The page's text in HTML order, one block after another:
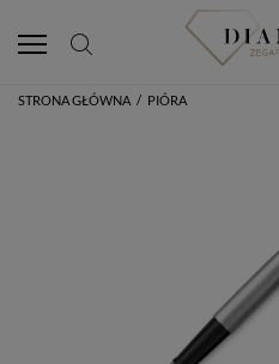
STRONA GŁÓWNA / PIÓRA